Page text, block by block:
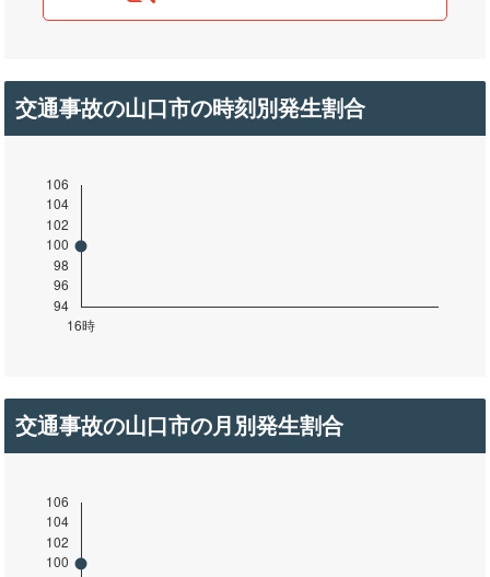
交通事故の山口市の時刻別発生割合
交通事故の山口市の月別発生割合